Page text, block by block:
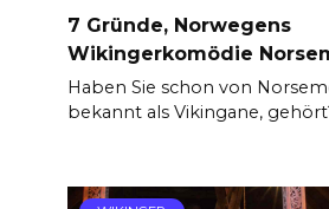
7 Gründe, Norwegens
Wikingerkomödie
Haben Sie schon von
bekannt als Vikingane,